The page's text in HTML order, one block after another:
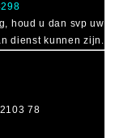
houd u dan svp uw
dienst kunnen zijn.
78